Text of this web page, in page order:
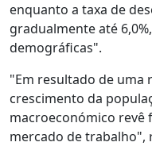
enquanto a taxa de
gradualmente até
demográficas".
"Em resultado de uma
crescimento da
macroeconómico revê
mercado de trabalho",